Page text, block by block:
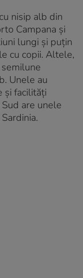
nisip alb din
Campana și
lungi și puțin
cu copii. Altele,
Unele au
și facilități
are unele